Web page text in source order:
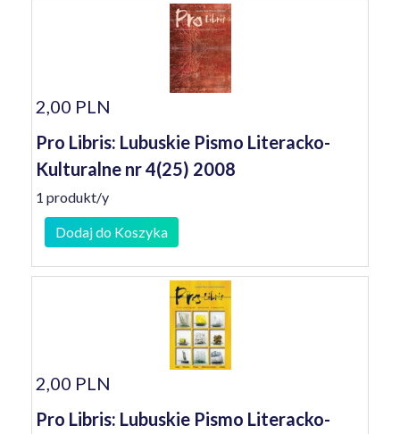
2,00 PLN
Pro Libris: Lubuskie Pismo Literacko-
Kulturalne nr 4(25) 2008
1 produkt/y
Dodaj do Koszyka
2,00 PLN
Pro Libris: Lubuskie Pismo Literacko-